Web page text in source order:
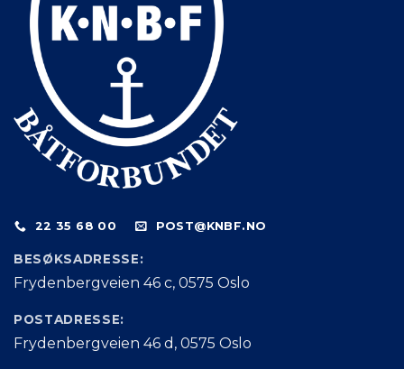
22 35 68 00 POST@KNBF.NO
BESØKSADRESSE:
Frydenbergveien 46 c, 0575 Oslo
POSTADRESSE:
Frydenbergveien 46 d, 0575 Oslo